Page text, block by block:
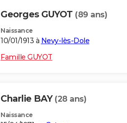
Georges GUYOT (89 ans)
Naissance
10/01/1913 à Nevy-lès-Dole
Famille GUYOT
Charlie BAY (28 ans)
Naissance